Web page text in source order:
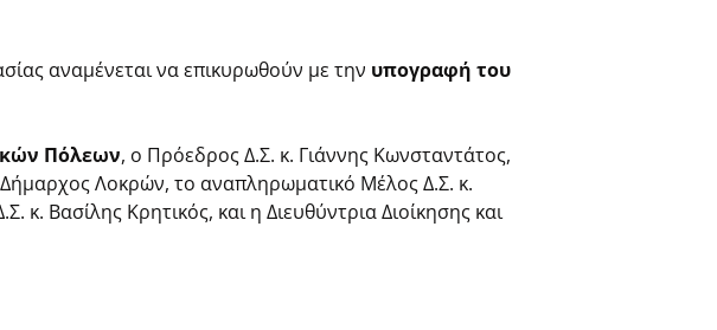
αναμένεται να επικυρωθούν με την υπογραφή του
Πόλεων, ο Πρόεδρος Δ.Σ. κ. Γιάννης Κωνσταντάτος,
Λοκρών, το αναπληρωματικό Μέλος Δ.Σ. κ.
Βασίλης Κρητικός, και η Διευθύντρια Διοίκησης και